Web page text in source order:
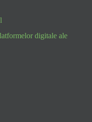
digitale ale